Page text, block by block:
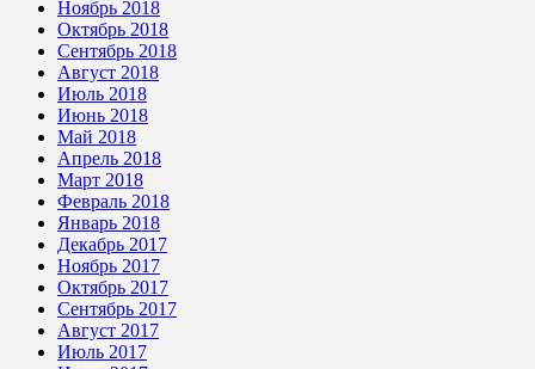
Ноябрь 2018
Октябрь 2018
Сентябрь 2018
Август 2018
Июль 2018
Июнь 2018
Май 2018
Апрель 2018
Март 2018
Февраль 2018
Январь 2018
Декабрь 2017
Ноябрь 2017
Октябрь 2017
Сентябрь 2017
Август 2017
Июль 2017